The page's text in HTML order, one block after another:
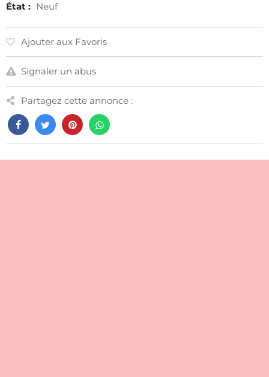
État : Neuf
Ajouter aux Favoris
Signaler un abus
Partagez cette annonce :